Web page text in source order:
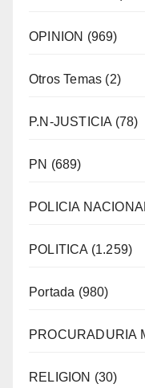
OPINION (969)
Otros Temas (2)
P.N-JUSTICIA (78)
PN (689)
POLICIA
POLITICA (1.259)
Portada (980)
PROCURADURIA
RELIGION (30)